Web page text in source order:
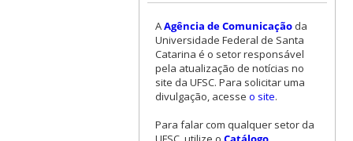
AAgência de Comunicaçãoda
Universidade Federal de Santa
Catarina é o setor responsável
pela atualização de notícias no
site da UFSC. Para solicitar uma
divulgação, acesse o site.
Para falar com qualquer setor da